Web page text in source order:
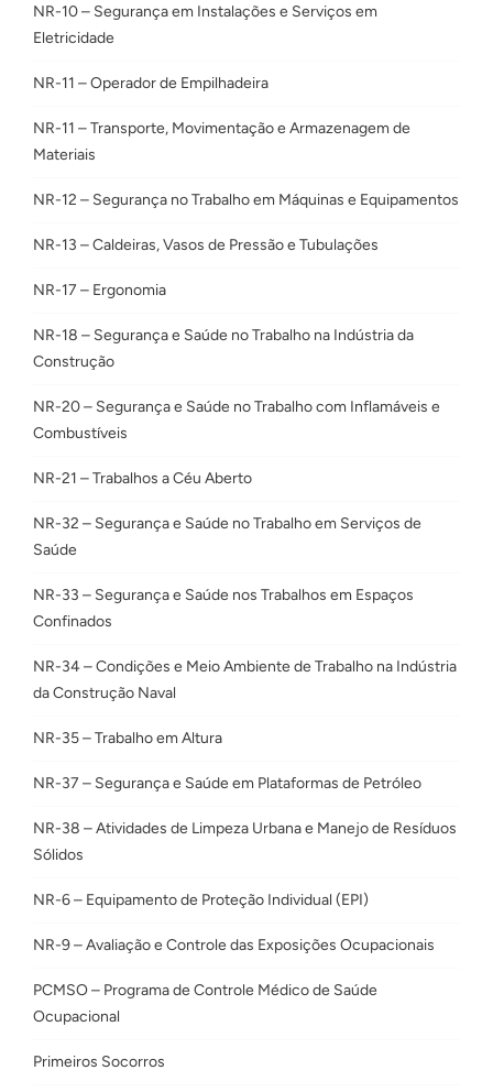
NR-10 – Segurança em Instalações e Serviços em
Eletricidade
NR-11 – Operador de Empilhadeira
NR-11 – Transporte, Movimentação e Armazenagem de
Materiais
NR-12 – Segurança no Trabalho em Máquinas e Equipamentos
NR-13 – Caldeiras, Vasos de Pressão e Tubulações
NR-17 – Ergonomia
NR-18 – Segurança e Saúde no Trabalho na Indústria da
Construção
NR-20 – Segurança e Saúde no Trabalho com Inflamáveis e
Combustíveis
NR-21 – Trabalhos a Céu Aberto
NR-32 – Segurança e Saúde no Trabalho em Serviços de
Saúde
NR-33 – Segurança e Saúde nos Trabalhos em Espaços
Confinados
NR-34 – Condições e Meio Ambiente de Trabalho na Indústria
da Construção Naval
NR-35 – Trabalho em Altura
NR-37 – Segurança e Saúde em Plataformas de Petróleo
NR-38 – Atividades de Limpeza Urbana e Manejo de Resíduos
Sólidos
NR-6 – Equipamento de Proteção Individual (EPI)
NR-9 – Avaliação e Controle das Exposições Ocupacionais
PCMSO – Programa de Controle Médico de Saúde
Ocupacional
Primeiros Socorros